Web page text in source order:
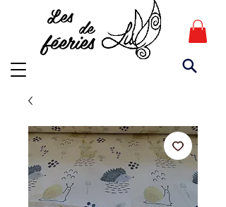
Les
féeries
de